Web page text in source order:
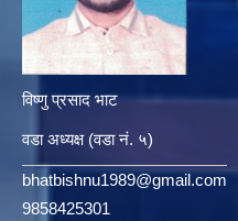
विष्णु प्रसाद भाट
वडा अध्यक्ष (वडा नं. ५)
bhatbishnu1989@gmail.com
9858425301